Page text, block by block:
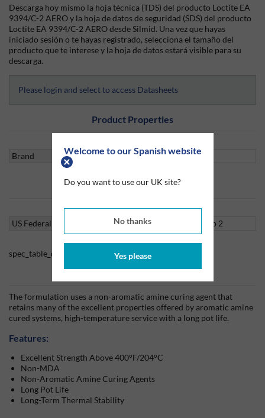
Welcome to our Spanish website
Do you want to use our UK site?
No thanks
Yes please
Descarga hoy mismo la hoja técnica (TDS) del producto Loctite EA
9394/C-2 AERO y la hoja de datos de seguridad (SDS) del producto
Loctite EA 9394/C-2 AERO desde Silmid. Una vez que hayas
iniciado sesión o te hayas registrado, selecciona el tamaño del
producto que te interese y la hoja de datos estará visible para su
descarga.
Please login and select to access Datasheets
Product Properties
Brand Loctite
Specifications
US Federal Spec MMM-A-132B Type II Form P Group 2
spec_table_disclaimer
The formulation uses a non-aromatic amine curing agent that
retains many of the excellent properties offered by aromatic amine
cured systems, high-temperature service with a long pot life.
Features:
Excellent Strength Above 400°F/204°C
Non-MDA
Non-Aromatic Amine Curing Agents
Long Pot Life
Long-Term Thermal Stability